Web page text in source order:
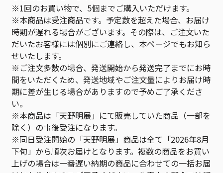
※1回のお買い物で、5個までご購入いただけます。
※本商品は受注商品です。予定数を超えた場合、お届け
時期が遅れる場合がございます。その際は、ご注文いた
だいたお客様には個別にご連絡し、本ページでもお知ら
せいたします。
※ご注文多数の場合、発送開始から発送完了までにお時
間をいただくため、発送地域やご注文量によりお届け時
期に差が生じる場合がありますので予めご了承くださ
い。
※本商品は「天野明展」にて販売していた商品（一部を
除く）の事後受注になります。
※同日受注開始の「天野明展」商品は全て「2026年8月
下旬」から順次お届けとなります。複数の商品をお買い
上げの場合は一番遅い納期の商品に合わせての一括お届